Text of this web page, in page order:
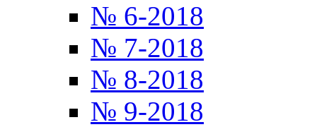
№ 6-2018
№ 7-2018
№ 8-2018
№ 9-2018